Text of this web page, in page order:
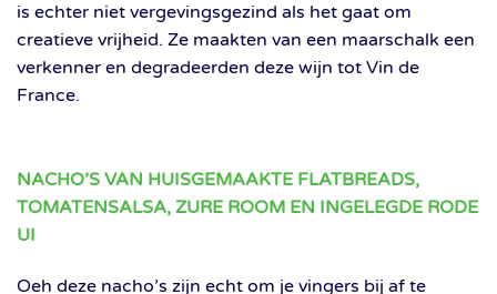
is echter niet vergevingsgezind als het gaat om
creatieve vrijheid. Ze maakten van een maarschalk een
verkenner en degradeerden deze wijn tot Vin de
France.
NACHO’S VAN HUISGEMAAKTE FLATBREADS,
TOMATENSALSA, ZURE ROOM EN INGELEGDE RODE
UI
Oeh deze nacho’s zijn echt om je vingers bij af te